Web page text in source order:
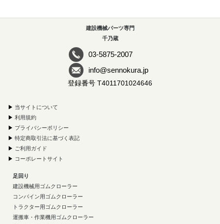
建設機械パーツ専門
千乃蔵
03-5875-2007
info@sennokura.jp
登録番号 T4011701024646
▶ 当サイトについて
▶ 利用規約
▶ プライバシーポリシー
▶ 特定商取引法に基づく表記
▶ ご利用ガイド
▶ コーポレートサイト
足回り
建設機械用ゴムクローラー
コンバイン用ゴムクローラー
トラクター用ゴムクローラー
運搬車・作業機用ゴムクローラー